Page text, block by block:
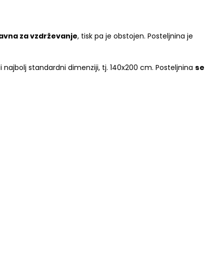
za vzdrževanje, tisk pa je obstojen. Posteljnina je
standardni dimenziji, tj. 140x200 cm. Posteljnina se